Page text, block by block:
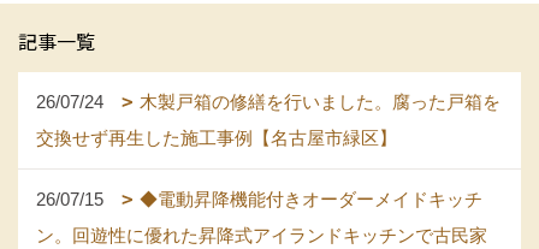
記事一覧
26/07/24
木製戸箱の修繕を行いました。腐った戸箱を
交換せず再生した施工事例【名古屋市緑区】
26/07/15
◆電動昇降機能付きオーダーメイドキッチ
ン。回遊性に優れた昇降式アイランドキッチンで古民家